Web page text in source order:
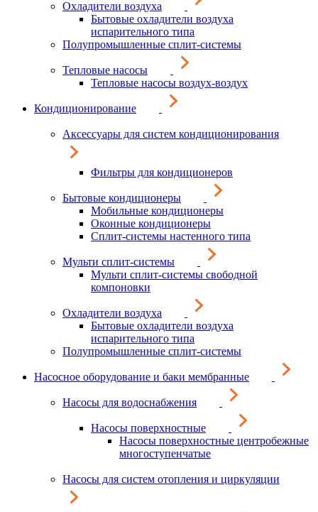
Охладители воздуха
Бытовые охладители воздуха
испарительного типа
Полупромышленные сплит-системы
Тепловые насосы
Тепловые насосы воздух-воздух
Кондиционирование
Аксессуары для систем кондиционирования
Фильтры для кондиционеров
Бытовые кондиционеры
Мобильные кондиционеры
Оконные кондиционеры
Сплит-системы настенного типа
Мульти сплит-системы
Мульти сплит-системы свободной
компоновки
Охладители воздуха
Бытовые охладители воздуха
испарительного типа
Полупромышленные сплит-системы
Насосное оборудование и баки мембранные
Насосы для водоснабжения
Насосы поверхностные
Насосы поверхностные центробежные
многоступенчатые
Насосы для систем отопления и циркуляции